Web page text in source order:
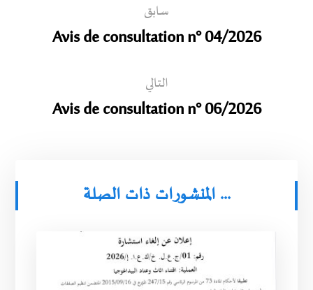
سابق
Avis de consultation n° 04/2026
التالي
Avis de consultation n° 06/2026
المنشورات ذات الصلة ...